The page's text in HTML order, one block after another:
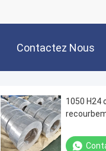
Contactez Nous
1050 H24